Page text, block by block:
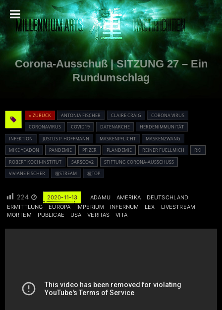
Corona-Ausschuß | SITZUNG 27 – Ein
Rundumschlag
« ZURÜCK ANTONIA FISCHER CLAIRE CRAIG
CORONA VIRUS
CORONAVIRUS
COVID19 DATENARCHE
HERDENIMMUNITÄT
INFEKTION
JUSTUS P. HOFFMANN MASKENPFLICHT
MASKENZWANG
MIKE YEADON
PANDEMIE PFIZER PLANDEMIE REINER FUELLMICH
RKI
ROBERT KOCH-INSTITUT
SARSCOV2
STIFTUNG CORONA-AUSSCHUSS
VIVIANE FISCHER
種STREAM 種TOP
224 2020-11-13 ADAMU AMERIKA
DEUTSCHLAND
ERMITTLUNG
EUROPA IMPERIUM INFERNUM LEX
LIVESTREAM
MORTEM
PUBLICAE USA VERITAS VITA